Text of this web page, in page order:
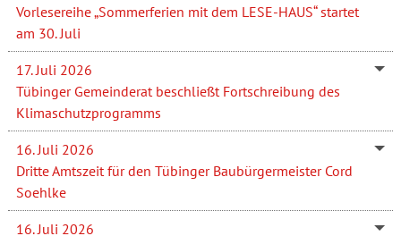
Vorlesereihe „Sommerferien mit dem LESE-HAUS“ startet
am 30. Juli
17. Juli 2026
Tübinger Gemeinderat beschließt Fortschreibung des
Klimaschutzprogramms
16. Juli 2026
Dritte Amtszeit für den Tübinger Baubürgermeister Cord
Soehlke
16. Juli 2026